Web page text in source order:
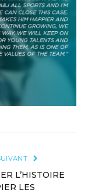
L’HISTOIRE
LES